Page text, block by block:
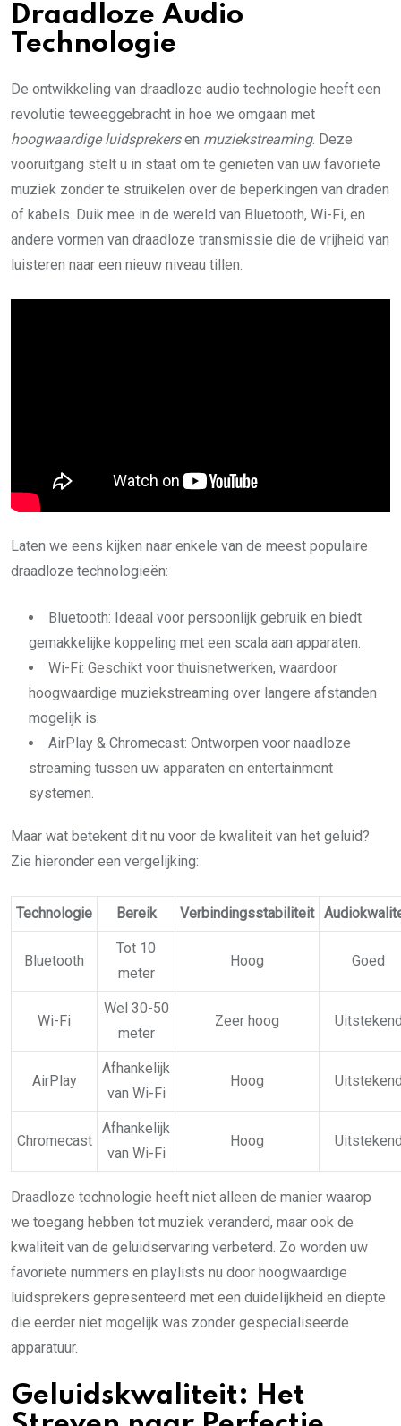
Draadloze Audio
Technologie
De ontwikkeling van draadloze audio technologie heeft een
revolutie teweeggebracht in hoe we omgaan met
hoogwaardige luidsprekersen muziekstreaming. Deze
vooruitgang stelt u in staat om te genieten van uw favoriete
muziek zonder te struikelen over de beperkingen van draden
of kabels. Duik mee in de wereld van Bluetooth, Wi-Fi, en
andere vormen van draadloze transmissie die de vrijheid van
luisteren naar een nieuw niveau tillen.
Laten we eens kijken naar enkele van de meest populaire
draadloze technologieën:
Bluetooth: Ideaal voor persoonlijk gebruik en biedt
gemakkelijke koppeling met een scala aan apparaten.
Wi-Fi: Geschikt voor thuisnetwerken, waardoor
hoogwaardige muziekstreaming over langere afstanden
mogelijk is.
AirPlay & Chromecast: Ontworpen voor naadloze
streaming tussen uw apparaten en entertainment
systemen.
Maar wat betekent dit nu voor de kwaliteit van het geluid?
Zie hieronder een vergelijking:
Technologie Bereik Verbindingsstabiliteit
Bluetooth
Tot 10
meter
Hoog Goed
Wi-Fi
Wel 30-50
meter
Zeer hoog
AirPlay
Afhankelijk
van Wi-Fi
Hoog
Chromecast
Afhankelijk
van Wi-Fi
Hoog
Draadloze technologie heeft niet alleen de manier waarop
we toegang hebben tot muziek veranderd, maar ook de
kwaliteit van de geluidservaring verbeterd. Zo worden uw
favoriete nummers en playlists nu door hoogwaardige
luidsprekers gepresenteerd met een duidelijkheid en diepte
die eerder niet mogelijk was zonder gespecialiseerde
apparatuur.
Geluidskwaliteit: Het